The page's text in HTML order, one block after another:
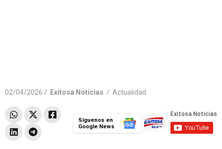
02/04/2026 / Exitosa Noticias / Actualidad
Síguenos en
Google News